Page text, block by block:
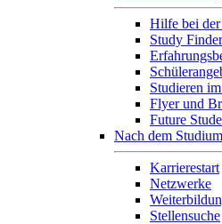
Hilfe bei
Study Finder
Studieren
Flyer und
Future
Nach dem Studium
Karrierestart
Netzwerke
Stellensuche